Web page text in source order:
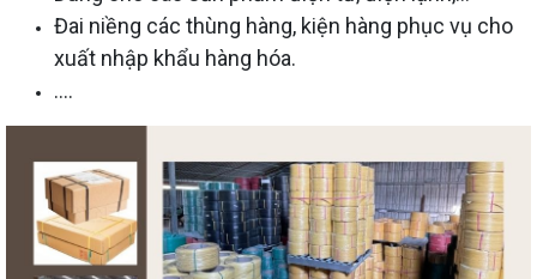
Đai niềng các thùng hàng, kiện hàng phục vụ cho
xuất nhập khẩu hàng hóa.
....